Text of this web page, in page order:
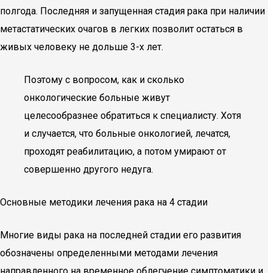
полгода. Последняя и запущенная стадия рака при наличии
метастатических очагов в легких позволит остаться в
живых человеку не дольше 3-х лет.
Поэтому с вопросом, как и сколько
онкологические больные живут
целесообразнее обратиться к специалисту. Хотя
и случается, что больные онкологией, лечатся,
проходят реабилитацию, а потом умирают от
совершенно другого недуга.
Основные методики лечения рака на 4 стадии
Многие виды рака на последней стадии его развития
обозначены определенными методами лечения